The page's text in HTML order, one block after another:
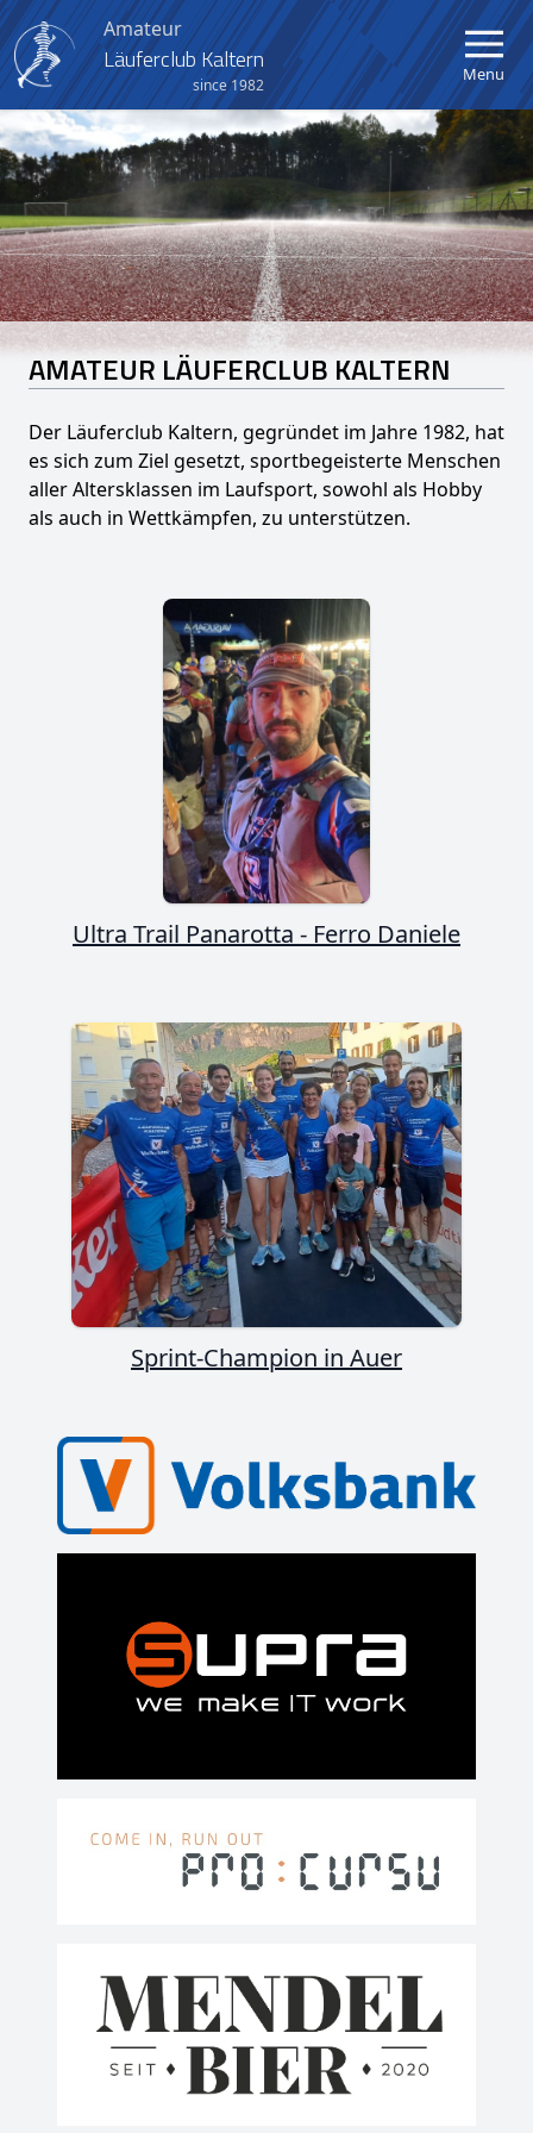
Amateur
Läuferclub Kaltern
since 1982
Menu
Home
Verein
Aktuelles
Kalender
Berglauf Kaltern-Mendel
Crosslauf Kaltern
Kinder- und Jugendlauf
AMATEUR LÄUFERCLUB KALTERN
Der Läuferclub Kaltern, gegründet im Jahre 1982, hat
es sich zum Ziel gesetzt, sportbegeisterte Menschen
aller Altersklassen im Laufsport, sowohl als Hobby
als auch in Wettkämpfen, zu unterstützen.
Ultra Trail Panarotta - Ferro Daniele
Sprint-Champion in Auer